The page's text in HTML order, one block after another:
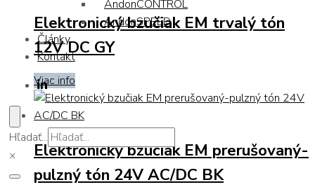
AndonCONTROL
AndonSPEED
Články
Kontakt
Hľadať...
×
Elektronický bzučiak EM trvalý tón
12V DC GY
Viac info
Elektronický bzučiak EM prerušovaný-
pulzný tón 24V AC/DC BK